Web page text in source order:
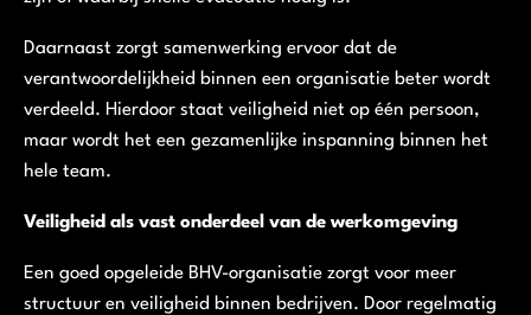
Daarnaast zorgt samenwerking ervoor dat de
verantwoordelijkheid binnen een organisatie beter wordt
verdeeld. Hierdoor staat veiligheid niet op één persoon,
maar wordt het een gezamenlijke inspanning binnen het
hele team.
Veiligheid als vast onderdeel van de werkomgeving
Een goed opgeleide BHV-organisatie zorgt voor meer
structuur en veiligheid binnen bedrijven. Door regelmatig